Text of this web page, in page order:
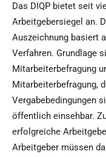
Das DIQP bietet seit
Arbeitgebersiegel an.
Auszeichnung basiert
Verfahren. Grundlage
Mitarbeiterbefragung
Mitarbeiterbefragung,
Vergabebedingungen
öffentlich einsehbar.
erfolgreiche
Arbeitgeber müssen